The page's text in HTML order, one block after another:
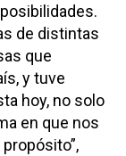
de distintas
que
y tuve
hoy, no solo
en que nos